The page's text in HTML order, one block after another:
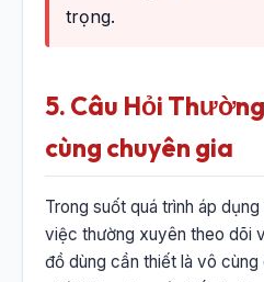
trọng.
5. Câu Hỏi
cùng chuyên gia
Trong suốt quá trình áp
việc thường xuyên theo dõi
đồ dùng cần thiết là vô